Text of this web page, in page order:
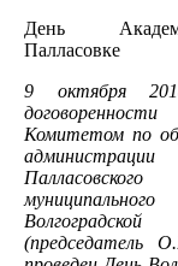
День
Палласовке
9 октября
Комитетом по
администрации
Палласовского
(председатель